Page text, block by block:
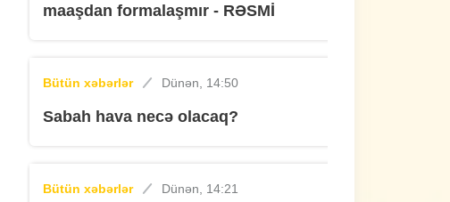
maaşdan formalaşmır - RƏSMİ
Bütün xəbərlər Dünən, 14:50
Sabah hava necə olacaq?
Bütün xəbərlər Dünən, 14:21